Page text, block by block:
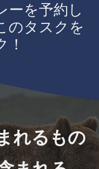
ーを予約し
のタスクを
！
れるもの